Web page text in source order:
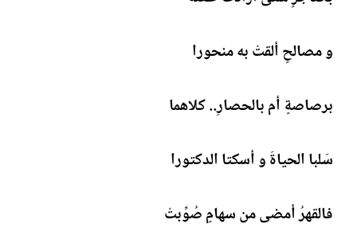
و مصالحٍ ألقتْ به منحورا
برصاصةٍ أم بالحصارِ.. كلاهما
سَلبا الحياةَ و أسكتا الدكتورا
فالقهرُ أمضى من سهامٍ صُوِّبتْ